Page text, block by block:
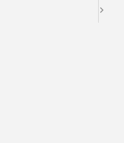
(09 11) 93 66-0 · Telefax (09 11)